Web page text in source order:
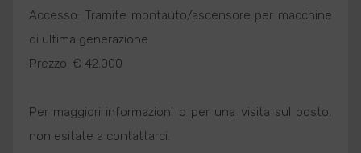
Accesso: Tramite montauto/ascensore per macchine
di ultima generazione
Prezzo: € 42.000
Per maggiori informazioni o per una visita sul posto,
non esitate a contattarci.